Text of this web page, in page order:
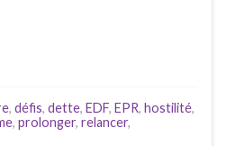
, défis, dette, EDF, EPR, hostilité,
, prolonger, relancer,